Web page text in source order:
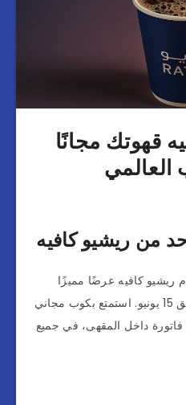
قهوتك مجانًا
العالمي
من ريشيو كافيه
ريشيو كافيه عرضًا مميزًا
لزوّاره يوم الأحد فقط، الموافق 15 يونيو. استمتع بكوب مجاني
داخل المقهى، في جميع